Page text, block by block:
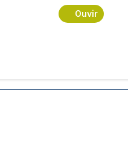
o conteúdo principal
Ouvir
estrutural
GNR